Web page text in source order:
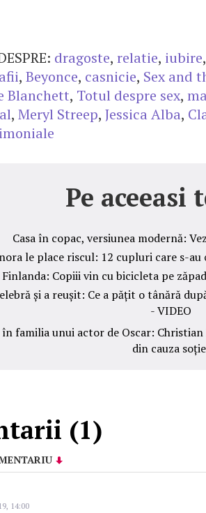
dragoste, relatie, iubire,
, Beyonce, casnicie, Sex and
Blanchett, Totul despre sex,
, Meryl Streep, Jessica Alba,
Pe aceeasi
Casa în copac, versiunea modernă:
le place riscul: 12 cupluri care s-
Copiii vin cu bicicleta pe
și a reușit: Ce a pățit o tânără
- VIDEO
în familia unui actor de Oscar:
din cauza
(1)
14:00